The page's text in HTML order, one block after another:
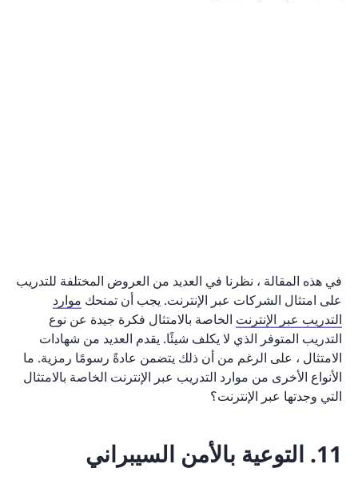
في هذه المقالة ، نظرنا في العديد من العروض المختلفة للتدريب
على امتثال الشركات عبر الإنترنت. يجب أن تمنحك موارد
التدريب عبر الإنترنت الخاصة بالامتثال فكرة جيدة عن نوع
التدريب المتوفر الذي لا يكلف شيئًا. يقدم العديد من شهادات
الامتثال ، على الرغم من أن ذلك يتضمن عادةً رسومًا رمزية. ما
الأنواع الأخرى من موارد التدريب عبر الإنترنت الخاصة بالامتثال
التي وجدتها عبر الإنترنت؟
11. التوعية بالأمن السيبراني